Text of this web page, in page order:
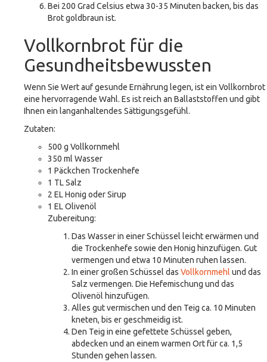
Bei 200 Grad Celsius etwa 30-35 Minuten backen, bis das
Brot goldbraun ist.
Vollkornbrot für die
Gesundheitsbewussten
Wenn Sie Wert auf gesunde Ernährung legen, ist ein Vollkornbrot
eine hervorragende Wahl. Es ist reich an Ballaststoffen und gibt
Ihnen ein langanhaltendes Sättigungsgefühl.
Zutaten:
500 g Vollkornmehl
350 ml Wasser
1 Päckchen Trockenhefe
1 TL Salz
2 EL Honig oder Sirup
1 EL Olivenöl
Zubereitung:
Das Wasser in einer Schüssel leicht erwärmen und
die Trockenhefe sowie den Honig hinzufügen. Gut
vermengen und etwa 10 Minuten ruhen lassen.
In einer großen Schüssel das Vollkornmehl und das
Salz vermengen. Die Hefemischung und das
Olivenöl hinzufügen.
Alles gut vermischen und den Teig ca. 10 Minuten
kneten, bis er geschmeidig ist.
Den Teig in eine gefettete Schüssel geben,
abdecken und an einem warmen Ort für ca. 1,5
Stunden gehen lassen.